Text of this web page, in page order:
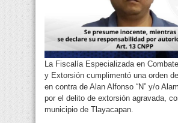
La Fiscalía Especializada en
y Extorsión cumplimentó una orden
en contra de Alan Alfonso “N” y/o
por el delito de extorsión agravada,
municipio de Tlayacapan.